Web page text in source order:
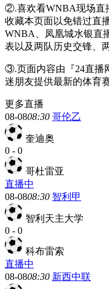
②.喜欢看WNBA现场直
收藏本页面以免错过直
WNBA、凤凰城水银直
表以及两队历史交锋、
③.页面内容由『24直播
迷朋友提供最新的体育
更多直播
08-0808:30 哥伦乙
奎迪奥
0 - 0
哥杜雷亚
直播中
08-0808:30 智利甲
智利天主大学
0 - 0
科布雷索
直播中
08-0808:30 新西中联